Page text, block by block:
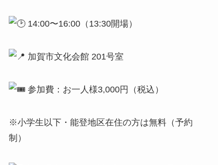
14:00〜16:00（13:30開場）
加賀市文化会館 201号室
参加費：お一人様3,000円（税込）
※小学生以下・能登地区在住の方は無料（予約
制）